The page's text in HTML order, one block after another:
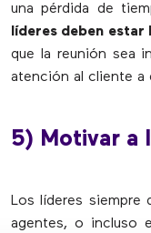
una pérdida de
líderes deben
que la reunión sea
atención al cliente a
5) Motivar a
Los líderes siempre
agentes, o incluso